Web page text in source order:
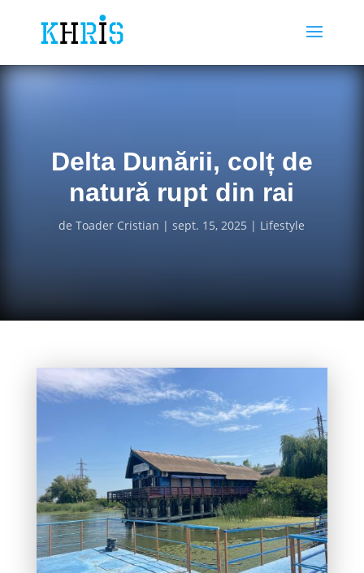
Delta Dunării, colț de
natură rupt din rai
deToader Cristian sept. 15, 2025 Lifestyle